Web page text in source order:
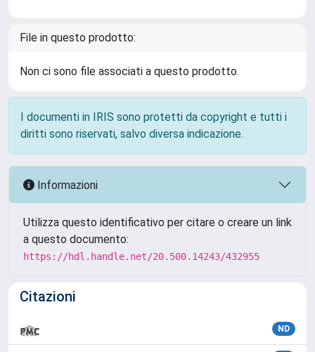
File in questo prodotto:
Non ci sono file associati a questo prodotto.
I documenti in IRIS sono protetti da copyright e tutti i
diritti sono riservati, salvo diversa indicazione.
Informazioni
Utilizza questo identificativo per citare o creare un link
a questo documento:
https://hdl.handle.net/20.500.14243/432955
Citazioni
ND